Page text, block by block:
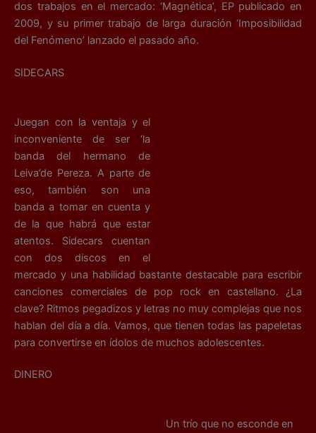
dos trabajos en el mercado: ‘Magnética’, EP publicado en
2009, y su primer trabajo de larga duración ‘Imposibilidad
del Fenómeno’ lanzado el pasado año.
SIDECARS
Juegan con la ventaja y el
inconveniente de ser ‘la
banda del hermano de
Leiva’de Pereza. A parte de
eso, también son una
banda a tomar en cuenta y
de la que habrá que estar
atentos. Sidecars cuentan
con dos discos en el
mercado y una habilidad bastante destacable para escribir
canciones comerciales de pop rock en castellano. ¿La
clave? Ritmos pegadizos y letras no muy complejas que nos
hablan del día a día. Vamos, que tienen todas las papeletas
para convertirse en ídolos de muchos adolescentes.
DINERO
Un trío que no esconde en